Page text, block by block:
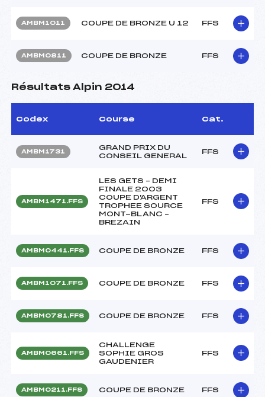
AMBM1011 COUPE DE BRONZE U 12 FFS
AMBM0811 COUPE DE BRONZE FFS
Résultats Alpin 2014
Codex Course Cat.
AMBM1731
GRAND PRIX DU
CONSEIL GENERAL
FFS
AMBM1471.FFS
LES GETS – DEMI
FINALE 2003
COUPE D'ARGENT
TROPHEE SOURCE
MONT-BLANC –
BREZAIN
FFS
AMBM0441.FFS COUPE DE BRONZE FFS
AMBM1071.FFS COUPE DE BRONZE FFS
AMBM0781.FFS COUPE DE BRONZE FFS
AMBM0661.FFS
CHALLENGE
SOPHIE GROS
GAUDENIER
FFS
AMBM0211.FFS COUPE DE BRONZE FFS